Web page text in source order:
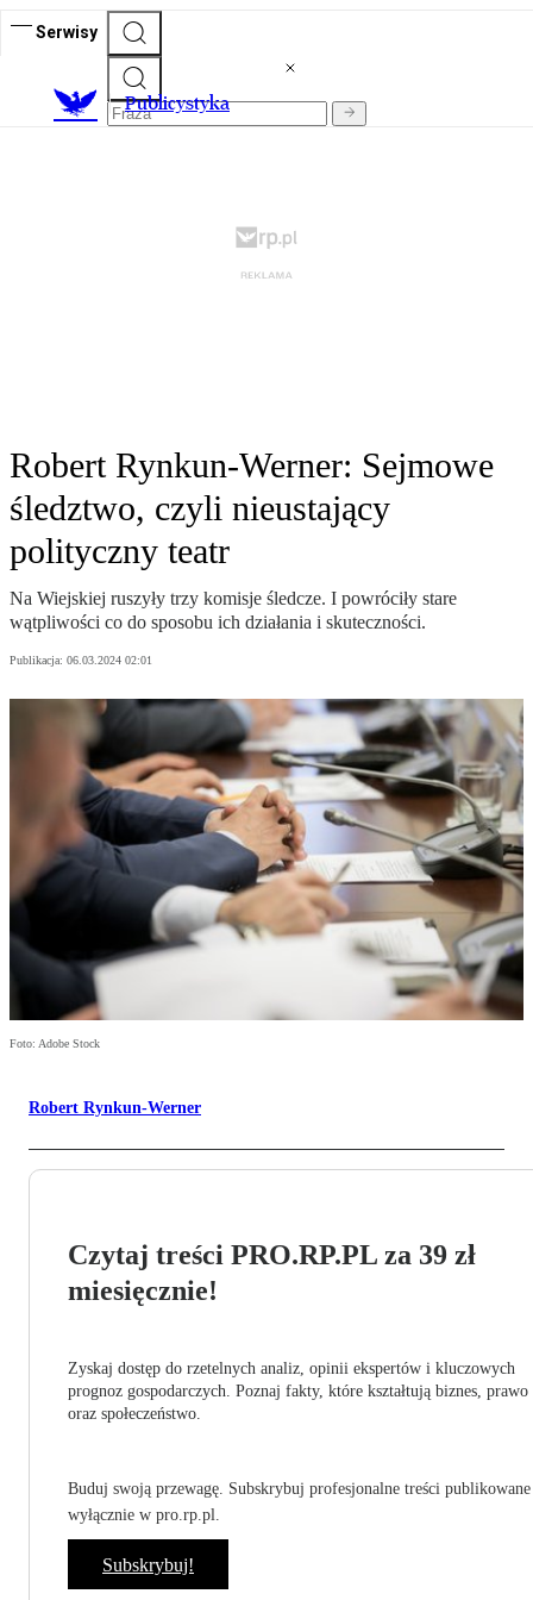
Serwisy
Publicystyka
Robert Rynkun-Werner: Sejmowe
śledztwo, czyli nieustający
polityczny teatr
Na Wiejskiej ruszyły trzy komisje śledcze. I powróciły stare
wątpliwości co do sposobu ich działania i skuteczności.
Publikacja: 06.03.2024 02:01
Foto: Adobe Stock
Robert Rynkun-Werner
Czytaj treści PRO.RP.PL za 39 zł
miesięcznie!
Zyskaj dostęp do rzetelnych analiz, opinii ekspertów i kluczowych
prognoz gospodarczych. Poznaj fakty, które kształtują biznes, prawo
oraz społeczeństwo.
Buduj swoją przewagę. Subskrybuj profesjonalne treści publikowane
wyłącznie w pro.rp.pl.
Subskrybuj!